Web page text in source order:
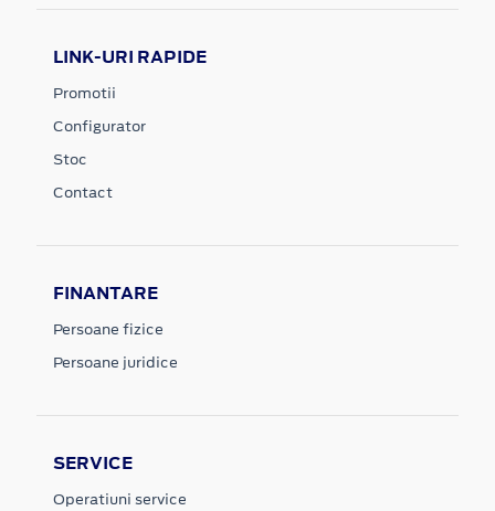
LINK-URI RAPIDE
Promotii
Configurator
Stoc
Contact
FINANTARE
Persoane fizice
Persoane juridice
SERVICE
Operatiuni service